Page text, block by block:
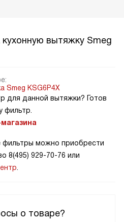
вытяжку Smeg
о товаре?
Smeg KSG6P4X
для данной вытяжки? Готов
фильтр.
фильтры можно приобрести
8(495) 929-70-76 или